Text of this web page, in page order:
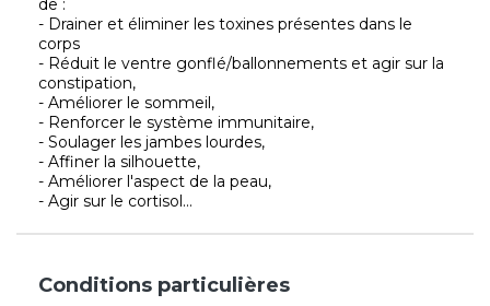
de :
- Drainer et éliminer les toxines présentes dans le
corps
- Réduit le ventre gonflé/ballonnements et agir sur la
constipation,
- Améliorer le sommeil,
- Renforcer le système immunitaire,
- Soulager les jambes lourdes,
- Affiner la silhouette,
- Améliorer l'aspect de la peau,
- Agir sur le cortisol...
Conditions particulières